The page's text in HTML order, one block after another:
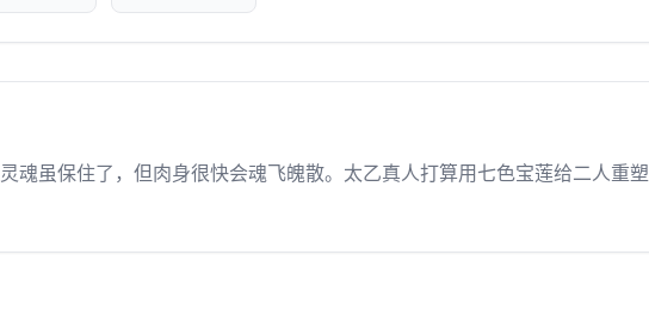
魂虽保住了，但肉身很快会魂飞魄散。太乙真人打算用七色宝莲给二人重